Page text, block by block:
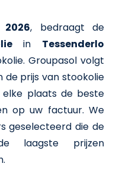
, bedraagt de
in Tessenderlo
. Groupasol volgt
de prijs van stookolie
elke plaats de beste
op uw factuur. We
geselecteerd die de
laagste prijzen